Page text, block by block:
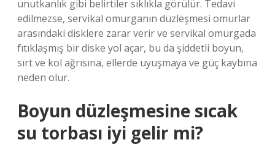
unutkanlık gibi belirtiler sıklıkla görülür. Tedavi
edilmezse, servikal omurganın düzleşmesi omurlar
arasındaki disklere zarar verir ve servikal omurgada
fıtıklaşmış bir diske yol açar, bu da şiddetli boyun,
sırt ve kol ağrısına, ellerde uyuşmaya ve güç kaybına
neden olur.
Boyun düzleşmesine sıcak
su torbası iyi gelir mi?